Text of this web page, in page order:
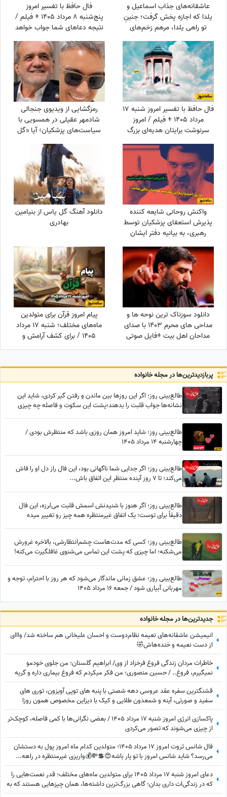
عاشقانه‌های جذاب اسماعیل و
یلدا که اجازه پخش گرفت؛ جنینِ
تو راهی یلدا، مرهم زخم‌های
سینا مهراد شد!
فال حافظ با تفسیر امروز
پنج‌شنبه 8 مرداد 1405 + فیلم /
نتیجه دعاهای شما جواب خواهد
داد درهای بسته به روی شما باز
می‌شوند
فال حافظ با تفسیر امروز شنبه 17
مرداد 1405 + فیلم / امروز
سرنوشت برایتان هدیه‌ای بزرگ
کنار گذاشته؛ شادی و موفقیت
خیلی زود درِ خانه‌تان را می‌زنند!
رمزگشایی از ویدیوی جنجالی
شادمهر عقیلی در همسویی با
سیاست‌های پزشکیان؛ آیا «گل
یاس» بلیت برگشت به خانه
است؟
واکنش روحانی شایعه کننده
پذیرش استعفای پزشکیان توسط
رهبری، به بیانیه دفتر ایشان
دانلود آهنگ گل یاس از بنیامین
بهادری
دانلود سوزناک ترین نوحه ها و
مداحی های محرم 1403 با صدای
مداحان اهل بیت +فایل صوتی
پیام امروز قرآن برای متولدین
ماه‌های مختلف؛ شنبه 17 مرداد
1405 / برای کشف آرامش و
خوشبختی به آغوش خدا برویم
پربازدید‌ترین‌ها در مجله خانواده
طالع‌بینی روز؛ اگر این روزها بین ماندن و رفتن گیر کردی، شاید این
نشانه‌ها جواب قلبت را بدهند؛پشت این سکوت و فاصله چه چیزی
طالع‌بینی روز؛ شاید امروز همان روزی باشد که منتظرش بودی /
چهارشنبه 14 مرداد 1405
طالع‌بینی روز؛ اگر جدایی شما ناگهانی بود، این فال راز دل او را فاش
می‌کند؛ تا 7 روز آینده منتظر این اتفاق باش...
طالع‌بینی روز؛ اگر هنوز با شنیدنش اسمش قلبت می‌لرزه، این فال
دقیقاً برای توست؛ یک اتفاق غیرمنتظره همه چیز رو تغییر میده
طالع‌بینی روز؛ کسی که مدت‌هاست چشم‌انتظارشی، بالاخره غرورش
می‌شکنه؛ اما چیزی که پشت این تماس می‌شنوی غافلگیرت می‌کنه!
طالع‌بینی روز؛ عشق زمانی ماندگار می‌شود که هر روز با احترام، توجه و
مهربانی آبیاری شود / جمعه 16 مرداد 1405
جدید‌ترین‌ها در مجله خانواده
انیمیشن عاشقانه‌های نعیمه نظام‌دوست و احسان علیخانی هم ساخته شد/ وااای
از دست نعیمه و خنده‌هاش🤣
خاطرات مردان زندگی فروغ فرخزاد از وی/ ابراهیم گلستان؛ من جلوی خودمو
نمیگیرم، فروغ.. / حسین منصوری؛ من فکر میکردم که فروغ بیماری داره و گریه
میکنه..
قشنگترین سفره عقد عروسی دهه شصتی با پنبه های توپی آویزون، توری های
سفید و صورتی، آینه و شمعدون طلایی و کیک با دیزاین مخصوص همون روزا
پاکسازی انرژی امروز شنبه 17 مرداد 1405 / بعضی نگرانی‌ها با کمی فاصله، کوچک‌تر
از چیزی می‌شوند که تصور می‌کردی
فال شانس ثروت امروز 17 مرداد 1405؛ متولدین کدام ماه امروز پول به دستشان
می‌رسد؟ شاید شانس امروز با تو یار باشه😍💲💸💰واریزی غیرمنتظره در راهه...
دعای امروز شنبه 17 مرداد 1405 برای متولدین ماه‌های مختلف؛ قدر نعمت‌هایی را
که در زندگی‌ات داری بدان؛ گاهی بزرگ‌ترین داشته‌ها، همان چیزهایی هستند که به
آن‌ها عادت کرده‌ایم.